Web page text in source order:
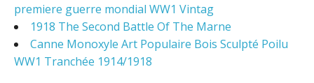
premiere guerre mondial WW1 Vintag
1918 The Second Battle Of The Marne
Canne Monoxyle Art Populaire Bois Sculpté Poilu
WW1 Tranchée 1914/1918